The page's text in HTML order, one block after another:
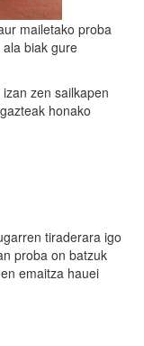
mailetako proba
biak gure
zen sailkapen
honako
tiraderara igo
proba on batzuk
emaitza hauei